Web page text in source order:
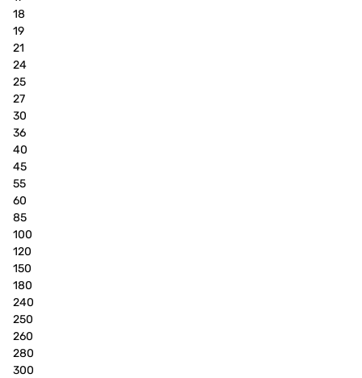
18
19
21
24
25
27
30
36
40
45
55
60
85
100
120
150
180
240
250
260
280
300